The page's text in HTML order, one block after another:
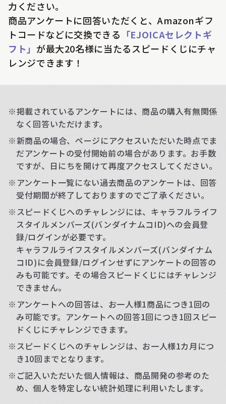
力ください。
商品アンケートに回答いただくと、Amazonギフ
トコードなどに交換できる 「EJOICAセレクトギ
フト」 が最大20名様に当たるスピードくじにチャ
レンジできます！
※掲載されているアンケートには、商品の購入有無関係
なく回答いただけます。
※新商品の場合、ページにアクセスいただいた時点でま
だアンケートの受付開始前の場合があります。お手数
ですが、日にちを開けて再度アクセスしてください。
※アンケート一覧にない過去商品のアンケートは、回答
受付期間が終了しておりますのでご了承ください。
※スピードくじへのチャレンジには、キャラフルライフ
スタイルメンバーズ(バンダイナムコID)への会員登
録/ログインが必要です。
キャラフルライフスタイルメンバーズ(バンダイナム
コID)に会員登録/ログインせずにアンケートの回答の
みも可能です。その場合スピードくじにはチャレンジ
できません。
※アンケートへの回答は、お一人様1商品につき1回の
み可能です。アンケートへの回答1回につき1回スピー
ドくじにチャレンジできます。
※スピードくじへのチャレンジは、お一人様1カ月につ
き10回までとなります。
※ご記入いただいた個人情報は、商品開発の参考のた
め、個人を特定しない統計処理に利用いたします。